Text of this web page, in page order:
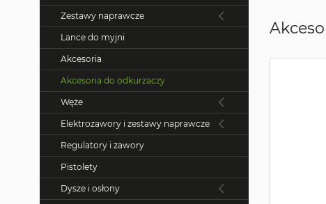
Zestawy naprawcze
Lance do myjni
Akcesoria
Akcesoria do odkurzaczy
Węże
Elektrozawory i zestawy naprawcze
Regulatory i zawory
Pistolety
Dysze i osłony